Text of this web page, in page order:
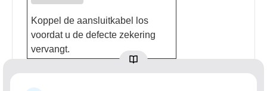
Koppel de aansluitkabel los
voordat u de defecte zekering
vervangt.